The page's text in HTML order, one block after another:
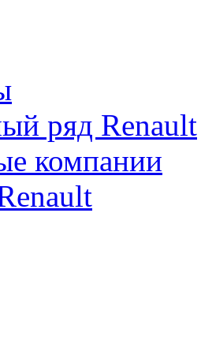
ряд Renault
компании